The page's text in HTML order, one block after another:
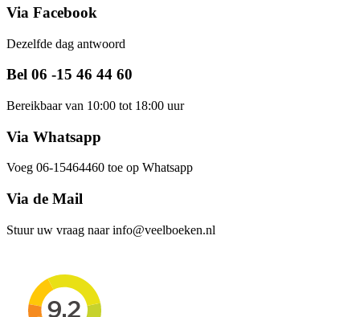
Via Facebook
Dezelfde dag antwoord
Bel 06 -15 46 44 60
Bereikbaar van 10:00 tot 18:00 uur
Via Whatsapp
Voeg 06-15464460 toe op Whatsapp
Via de Mail
Stuur uw vraag naar info@veelboeken.nl